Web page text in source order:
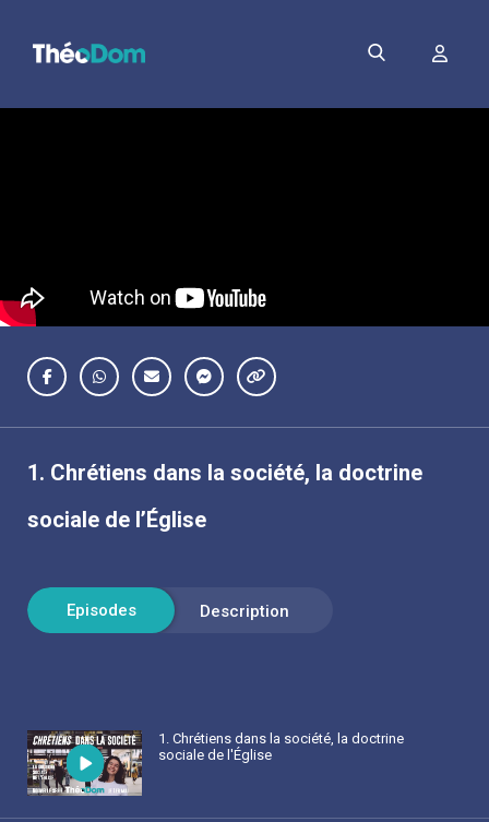
1. Chrétiens dans la société, la doctrine
sociale de l’Église
1 . Chrétiens dans la société, la doctrine
sociale de l'Église